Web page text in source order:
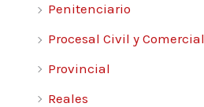
Penitenciario
Procesal Civil y Comercial
Provincial
Reales